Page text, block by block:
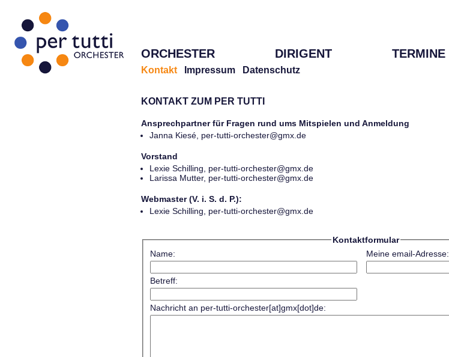
ORCHESTER DIRIGENT TERMINE
Kontakt Impressum Datenschutz
KONTAKT ZUM PER TUTTI
Ansprechpartner für Fragen rund ums Mitspielen und Anmeldung
Janna Kiesé, per-tutti-orchester@gmx.de
Vorstand
Lexie Schilling, per-tutti-orchester@gmx.de
Larissa Mutter, per-tutti-orchester@gmx.de
Webmaster (V. i. S. d. P.):
Lexie Schilling, per-tutti-orchester@gmx.de
Kontaktformular
Name:
Meine email-Adresse:
Betreff:
Nachricht an per-tutti-orchester[at]gmx[dot]de: